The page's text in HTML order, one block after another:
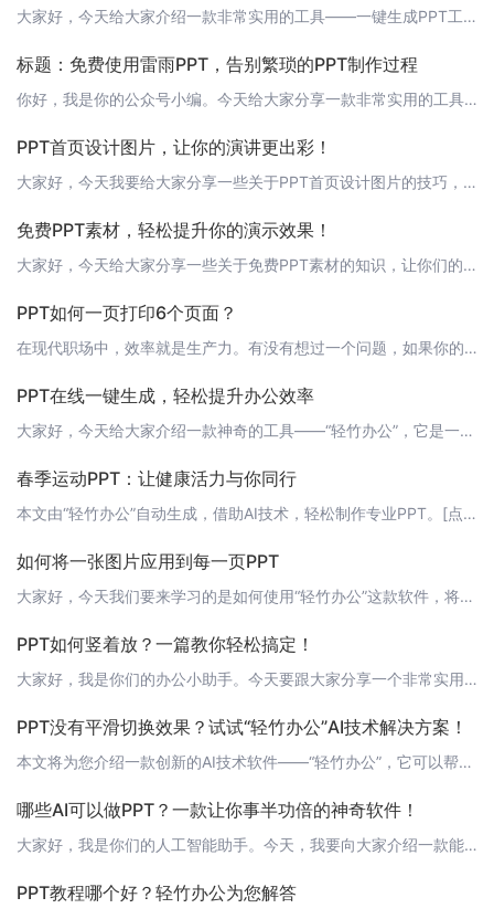
大家好，今天给大家介绍一款非常实用的工具——一键生成PPT工具。这款工具可以帮助您轻松地将想法和数据转化为精美的演示文稿，让您的工作更高效、更有成效。 什么是PPT一键生成工具？PPT一键生成工具是一款基于人工智能技术的软件，它能自动将您的文字、图片、数据等信息转换成PPT演示文稿。您只需输入内容，软件会自动为您排版、设计，让您省去繁琐的制作过程，专注于内容的创作。 为什么需要一键生成PPT工具？
标题：免费使用雷雨PPT，告别繁琐的PPT制作过程
你好，我是你的公众号小编。今天给大家分享一款非常实用的工具——雷雨PPT，它可以帮助你轻松制作出高质量的PPT，而且完全免费！ 雷雨PPT的特点- 智能自动生成：雷雨PPT利用先进的人工智能技术，可以根据你的输入自动生成PPT，大大降低了制作难度。- 丰富的模板库：平台提供了丰富的PPT模板，涵盖各种场合和主题，满足你的多样化需求。- 一键导入导出：操作简单，一键导入文本内容，一键生成PPT，支持
PPT首页设计图片，让你的演讲更出彩！
大家好，今天我要给大家分享一些关于PPT首页设计图片的技巧，让你的演讲更具有吸引力！首先，我们要明白PPT首页设计图片的重要性。一张好的PPT首页设计图片能够吸引观众的注意力，让人们对你的演讲产生浓厚的兴趣。同时，它也能够帮助你更好地传达主题和核心内容。那么，如何设计一张优秀的PPT首页图片呢？ 1. 确定主题首先，你需要确定你的演讲主题。这将帮助你选择合适的图片来表达你的核心思想。例如，如果你的
免费PPT素材，轻松提升你的演示效果！
大家好，今天给大家分享一些关于免费PPT素材的知识，让你们的演示效果更加出色！制作一份精美的PPT演示文稿，不仅需要有独特的设计风格，更需要有高质量的内容素材。而高质量的素材往往需要付费购买，这让许多用户在制作PPT时感到困扰。今天，我要向大家推荐一款名为“轻竹办公”的软件，它是一款通过AI技术自动生成PPT的软件，可以帮助你轻松制作出专业级的演示文稿。更重要的是，它还提供了大量的免费PPT素材，
PPT如何一页打印6个页面？
在现代职场中，效率就是生产力。有没有想过一个问题，如果你的PPT能在一张纸上打印出六个页面，那将会是多么高效的一件事！今天，我们就来聊聊如何实现这一操作。 常规方法1. 调整页面大小：首先，你需要将PPT的页面大小调整到适合打印的尺寸，通常情况下，A4纸张是比较常见的选择。2. 页面布局：在PPT中，你可以通过“页面布局”功能来设置每个幻灯片在纸张上的位置。你需要尝试不同的布局，以便找到最佳的六页
PPT在线一键生成，轻松提升办公效率
大家好，今天给大家介绍一款神奇的工具——“轻竹办公”，它是一款通过AI技术自动生成PPT的软件。只需一键操作，轻松打造精美演示文稿，让您的办公生活更加高效便捷。 1. 什么是轻竹办公？轻竹办公是一款基于人工智能技术的在线PPT制作工具，它可以帮助用户快速生成高质量的演示文稿。无需下载安装，只需打开浏览器，登录网站即可使用。 2. 轻竹办公的优势 2.1 高效便捷传统制作PPT需要花费大量时间挑选模
春季运动PPT：让健康活力与你同行
本文由“轻竹办公”自动生成，借助AI技术，轻松制作专业PPT。[点击这里，体验AI生成PPT的便捷](https://www.qzoffice.com) 春季运动PPT：让健康活力与你同行随着春天的脚步越来越近，万物复苏，生机勃勃。在这个充满活力的季节里，你是否已经准备好了自己的春季运动计划呢？今天，我将和大家分享一份关于春季运动的PPT，让我们一起感受运动的魅力，享受健康的生活。 封面首先，我们
如何将一张图片应用到每一页PPT
大家好，今天我们要来学习的是如何使用“轻竹办公”这款软件，将一张图片应用到每一页PPT中。这款软件利用了AI技术，可以自动生成PPT，让我们告别繁琐的制作过程，轻松打造精美的演示文稿。 步骤一：打开轻竹办公首先，请确保您已经安装了轻竹办公软件。如果没有，请前往https://www.qzoffice.com下载安装。打开软件后，点击“新建PPT”开始一个新的演示文稿。 步骤二：插入图片在新建的PP
PPT如何竖着放？一篇教你轻松搞定！
大家好，我是你们的办公小助手。今天要跟大家分享一个非常实用的小技巧——如何将PPT竖着放。在传统的PPT展示中，我们通常使用的是横屏模式，但在某些特殊场合，竖屏展示可能更加合适。那么，如何设置PPT的竖屏模式呢？接下来，我将为大家详细介绍。 1. 常规设置法首先，我们需要打开PPT软件，然后新建一个空白演示文稿。在演示文稿的左侧菜单栏中，点击“设计”选项，选择“页面设置”。在弹出的页面设置窗口中，
PPT没有平滑切换效果？试试“轻竹办公”AI技术解决方案！
本文将为您介绍一款创新的AI技术软件——“轻竹办公”，它可以帮助您轻松生成PPT，并为您提供丰富的平滑切换效果，让您的演示更加生动有趣。 为什么需要平滑切换效果？在现代演示中，平滑切换效果是吸引观众注意力、提升演示品质的关键因素之一。没有平滑切换效果的PPT，可能会让观众感到乏味，甚至影响到您的信息传递效果。 轻竹办公——AI技术生成PPT，支持平滑切换效果“轻竹办公”是一款利用AI技术自动生成P
哪些AI可以做PPT？一款让你事半功倍的神奇软件！
大家好，我是你们的人工智能助手。今天，我要向大家介绍一款能够通过AI技术自动生成PPT的软件——轻竹办公。它能够帮助我们轻松地制作出专业、精美的演示文稿，让我们的工作更加高效和便捷。 轻竹办公——让PPT制作变得简单轻竹办公是一款基于人工智能技术的PPT制作工具。它集成了丰富的模板、图标和图表，能够根据用户的需求自动生成PPT，大大提高了我们的工作效率。 主要功能- 智能模板匹配：轻竹办公可以根据
PPT教程哪个好？轻竹办公为您解答